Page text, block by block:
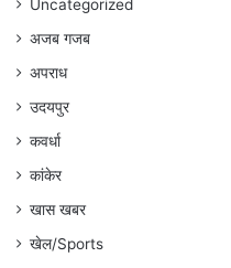
Uncategorized
अजब गजब
अपराध
उदयपुर
कवर्धा
कांकेर
खास खबर
खेल/Sports